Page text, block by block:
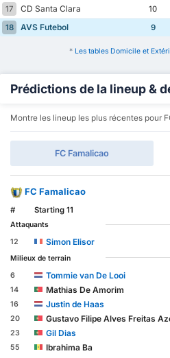
17
CD Santa Clara 10
18
AVS Futebol 9
* Les tables Domicile et
Prédictions de la lineup &
Montre les lineup les plus récentes pour
FC Famalicao
FC Famalicao
# Starting 11
Attaquants
12
Simon Elisor
Milieux de terrain
6
Tommie van De Looi
14 Mathias De Amorim
16 Justin de Haas
20 Gustavo Filipe Alves Freitas
23 Gil Dias
55 Ibrahima Ba